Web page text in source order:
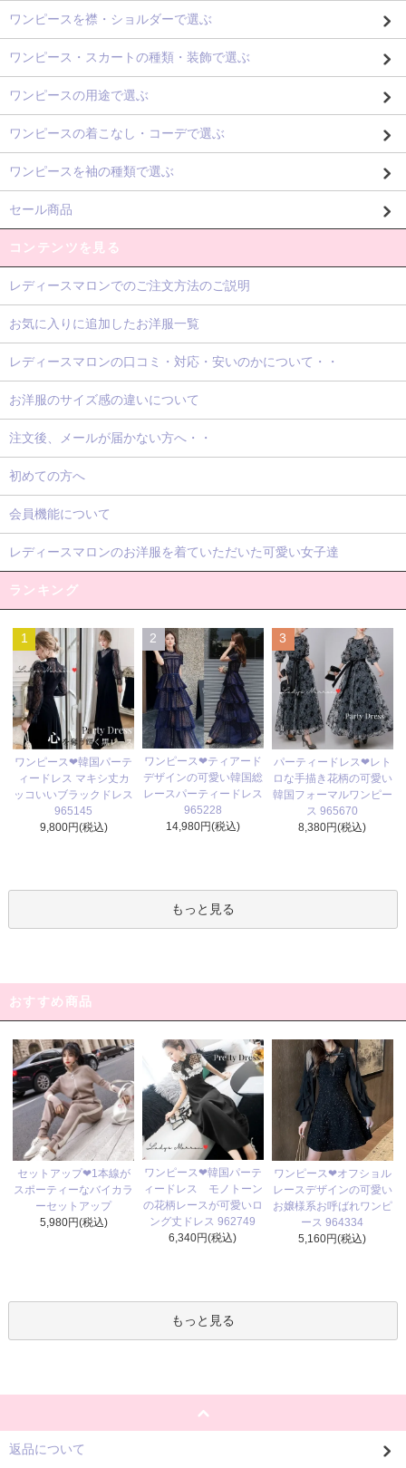
ワンピースを襟・ショルダーで選ぶ
ワンピース・スカートの種類・装飾で選ぶ
ワンピースの用途で選ぶ
ワンピースの着こなし・コーデで選ぶ
ワンピースを袖の種類で選ぶ
セール商品
コンテンツを見る
レディースマロンでのご注文方法のご説明
お気に入りに追加したお洋服一覧
レディースマロンの口コミ・対応・安いのかについて・・
お洋服のサイズ感の違いについて
注文後、メールが届かない方へ・・
初めての方へ
会員機能について
レディースマロンのお洋服を着ていただいた可愛い女子達
ランキング
1
ワンピース❤韓国パーテ
ィードレス マキシ丈カ
ッコいいブラックドレス
965145
9,800円(税込)
2
ワンピース❤ティアード
デザインの可愛い韓国総
レースパーティードレス
965228
14,980円(税込)
3
パーティードレス❤レト
ロな手描き花柄の可愛い
韓国フォーマルワンピー
ス 965670
8,380円(税込)
もっと見る
おすすめ商品
セットアップ❤1本線が
スポーティーなバイカラ
ーセットアップ
5,980円(税込)
ワンピース❤韓国パーテ
ィードレス モノトーン
の花柄レースが可愛いロ
ング丈ドレス 962749
6,340円(税込)
ワンピース❤オフショル
レースデザインの可愛い
お嬢様系お呼ばれワンピ
ース 964334
5,160円(税込)
もっと見る
返品について